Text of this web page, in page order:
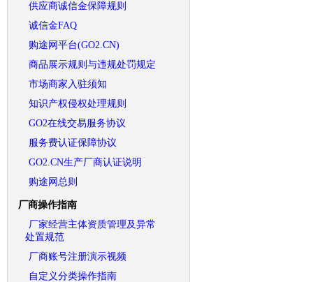
供应商诚信金保障规则
诚信金FAQ
购途网平台(GO2.CN)
商品展示规则与违规处罚规定
市场商家入驻须知
知识产权侵权处理规则
GO2在线交易服务协议
服务费认证保障协议
GO2.CN生产厂商认证说明
购途网总则
厂商操作指南
厂家经营主体资质管理及异常
处置规范
厂商账号注册演示视频
自定义分类操作指南